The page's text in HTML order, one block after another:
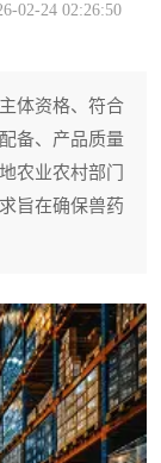
02-24 02:26:50
体资格、符合
备、产品质量
农业农村部门
旨在确保兽药